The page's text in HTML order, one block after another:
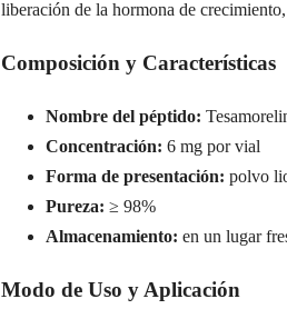
liberación de la hormona de
Composición y Características
Nombre del péptido:
Concentración: 6 mg por vial
Forma de presentación: polvo
Pureza: ≥ 98%
Almacenamiento: en un lugar
Modo de Uso y Aplicación